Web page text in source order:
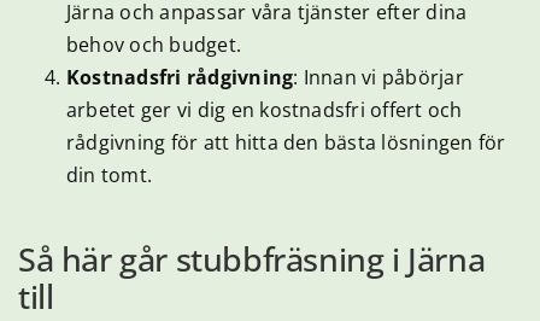
Järna och anpassar våra tjänster efter dina
behov och budget.
Kostnadsfri rådgivning: Innan vi påbörjar
arbetet ger vi dig en kostnadsfri offert och
rådgivning för att hitta den bästa lösningen för
din tomt.
Så här går stubbfräsning i Järna
till